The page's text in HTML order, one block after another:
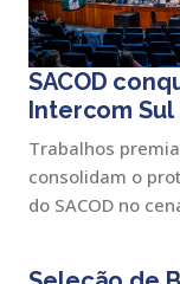
SACOD
Intercom Sul
Trabalhos
consolidam o
do SACOD no